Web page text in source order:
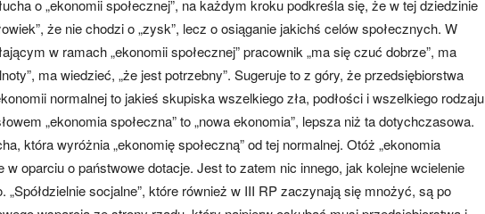
o „ekonomii społecznej”, na każdym kroku podkreśla się, że w tej dziedzinie
że nie chodzi o „zysk”, lecz o osiąganie jakichś celów społecznych. W
w ramach „ekonomii społecznej” pracownik „ma się czuć dobrze”, ma
ma wiedzieć, „że jest potrzebny”. Sugeruje to z góry, że przedsiębiorstwa
normalnej to jakieś skupiska wszelkiego zła, podłości i wszelkiego rodzaju
„ekonomia społeczna” to „nowa ekonomia”, lepsza niż ta dotychczasowa.
która wyróżnia „ekonomię społeczną” od tej normalnej. Otóż „ekonomia
w oparciu o państwowe dotacje. Jest to zatem nic innego, jak kolejne wcielenie
„Spółdzielnie socjalne”, które również w III RP zaczynają się mnożyć, są po